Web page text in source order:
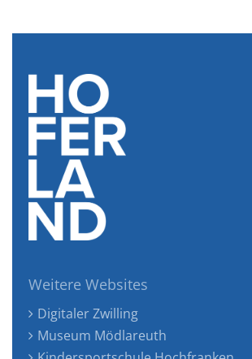
Weitere Websites
Digitaler Zwilling
Museum Mödlareuth